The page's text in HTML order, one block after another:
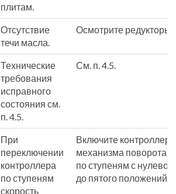
плитам.
Отсутствие
течи масла.
Осмотрите редукторы.
Технические
требования
исправного
состояния см.
п. 4.5.
См. п. 4.5.
При
переключении
контроллера
по ступеням
скорость
Включите контроллер
механизма поворота
по ступеням с
до пятого положений.